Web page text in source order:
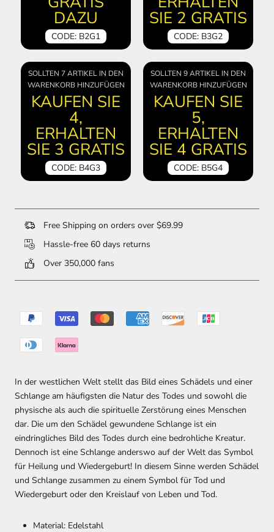
DAZU
CODE: B2G1
SIE 2 GRATIS
CODE: B3G2
SOLLTEN 7 ARTIKEL IN DEN
WARENKORB HINZUFÜGEN
KAUFEN SIE
4,
ERHALTEN
SIE 3 GRATIS
CODE: B4G3
SOLLTEN 9 ARTIKEL IN DEN
WARENKORB HINZUFÜGEN
KAUFEN SIE
5,
ERHALTEN
SIE 4 GRATIS
CODE: B5G4
Free Shipping on orders over $69.99
Hassle-free 60 days returns
Over 350,000 fans
In der westlichen Welt stellt das Bild eines Schädels und einer
Schlange am häufigsten die Natur des Todes und sowohl die
physische als auch die spirituelle Zerstörung eines Menschen
dar. Die um den Schädel gewundene Schlange ist ein
eindringliches Bild des Todes durch eine bedrohliche Kreatur.
Dennoch ist eine Schlange anderswo auf der Welt das Symbol
für Heilung und Wiedergeburt! In diesem Sinne werden Schädel
und Schlange zusammen zu einem Symbol für Tod und
Wiedergeburt oder den Kreislauf von Leben und Tod.
Material: Edelstahl